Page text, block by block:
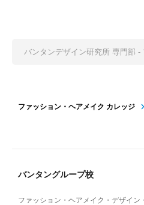
バンタンデザイン研究所 専門部
ファッション・ヘアメイク カレッジ
バンタングループ校
ファッション・ヘアメイク・デザイン